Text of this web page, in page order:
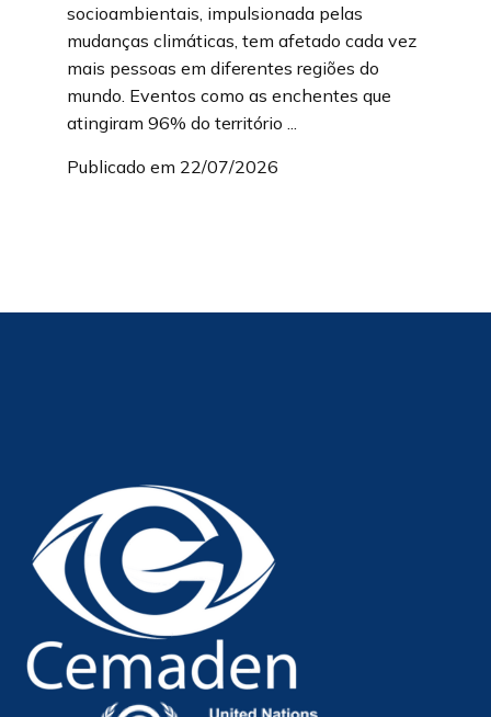
socioambientais, impulsionada pelas
mudanças climáticas, tem afetado cada vez
mais pessoas em diferentes regiões do
mundo. Eventos como as enchentes que
atingiram 96% do território ...
Publicado em 22/07/2026